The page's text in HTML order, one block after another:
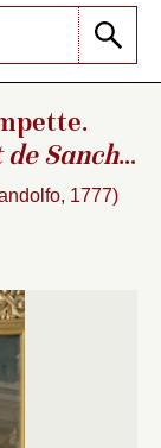
Sancho
1777)